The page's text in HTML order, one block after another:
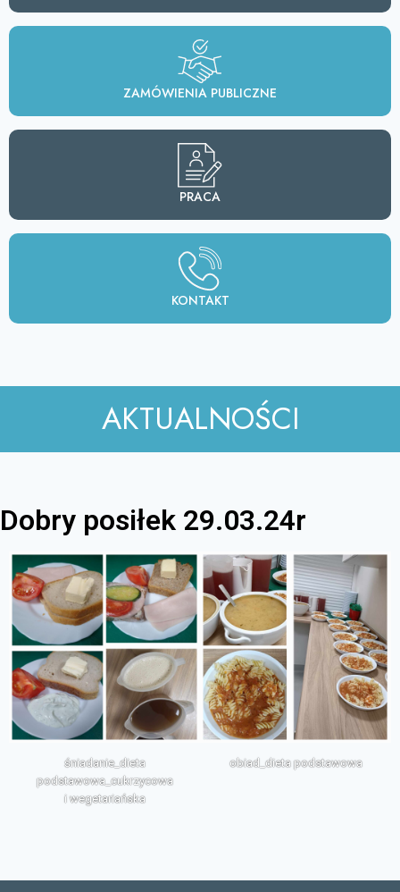
ZAMÓWIENIA PUBLICZNE
PRACA
KONTAKT
AKTUALNOŚCI
Dobry posiłek 29.03.24r
śniadanie_dieta
podstawowa_cukrzycowa
i wegetariańska
obiad_dieta podstawowa